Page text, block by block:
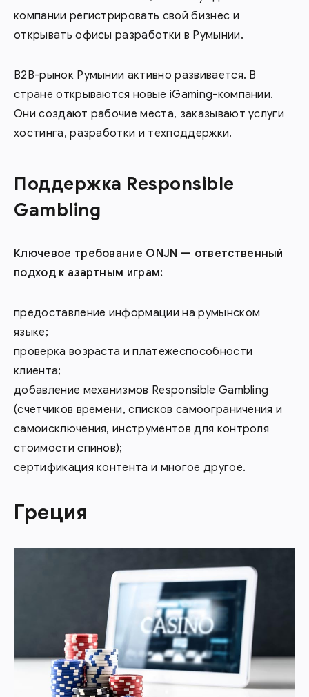
компании регистрировать свой бизнес и
открывать офисы разработки в Румынии.
В2В-рынок Румынии активно развивается. В
стране открываются новые iGaming-компании.
Они создают рабочие места, заказывают услуги
хостинга, разработки и техподдержки.
Поддержка Responsible
Gambling
Ключевое требование ONJN — ответственный
подход к азартным играм:
предоставление информации на румынском
языке;
проверка возраста и платежеспособности
клиента;
добавление механизмов Responsible Gambling
(счетчиков времени, списков самоограничения и
самоисключения, инструментов для контроля
стоимости спинов);
сертификация контента и многое другое.
Греция